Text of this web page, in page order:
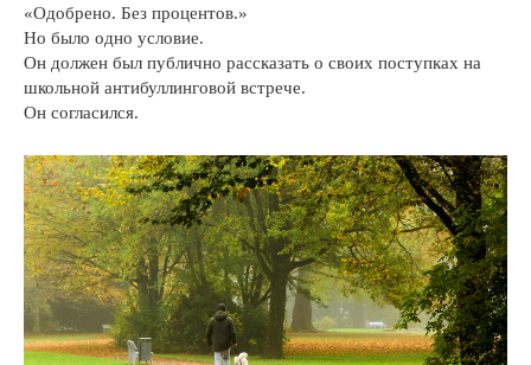
«Одобрено. Без процентов.»
Но было одно условие.
Он должен был публично рассказать о своих поступках на
школьной антибуллинговой встрече.
Он согласился.